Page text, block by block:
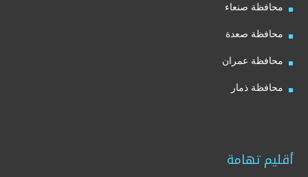
محافظة صنعاء
محافظة صعدة
محافظة عمران
محافظة ذمار
أقليم تهامة